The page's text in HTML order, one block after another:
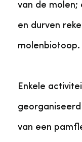
van de molen;
en durven
molenbiotoop.
Enkele
van een